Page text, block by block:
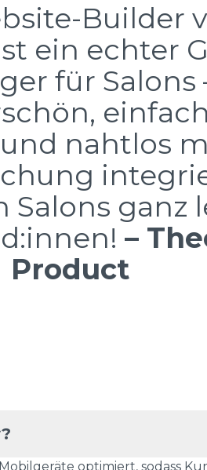
Builder
ein echter
für Salons
nahtlos
Salons ganz
–
Product
optimiert, sodass